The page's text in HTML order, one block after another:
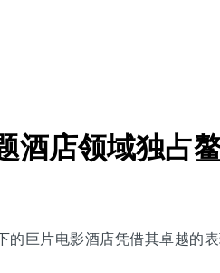
酒店领域独占
巨片电影酒店凭借其卓越的